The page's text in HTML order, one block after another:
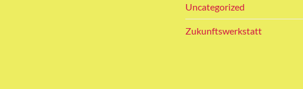
Uncategorized
Zukunftswerkstatt